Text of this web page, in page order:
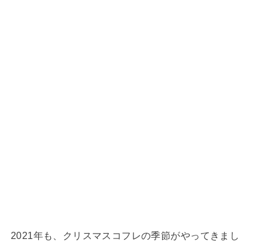
2021年も、クリスマスコフレの季節がやってきまし